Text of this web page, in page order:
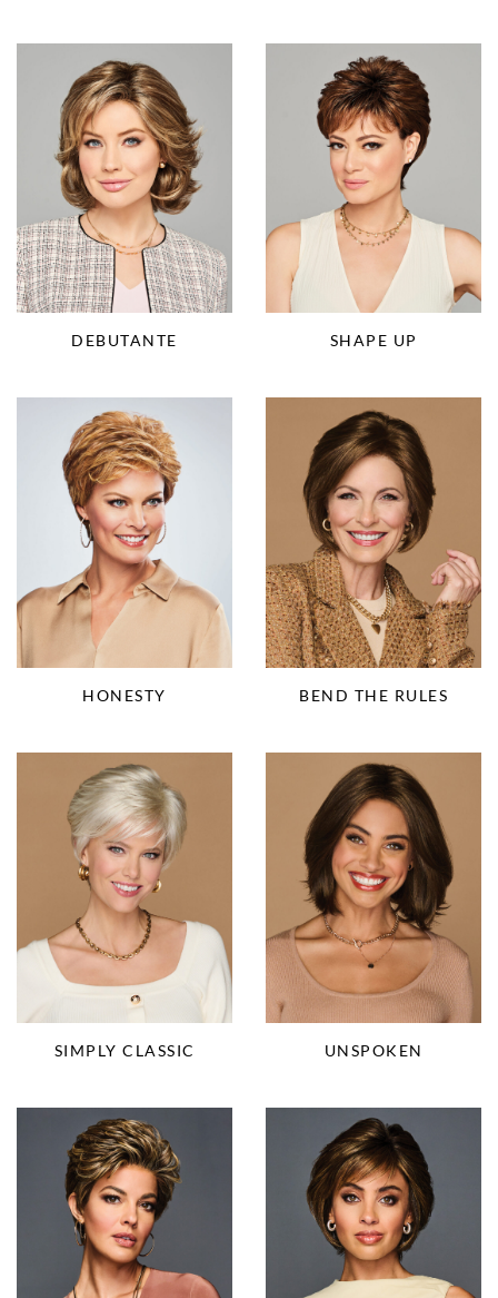
DEBUTANTE SHAPE UP
HONESTY BEND THE RULES
SIMPLY CLASSIC UNSPOKEN